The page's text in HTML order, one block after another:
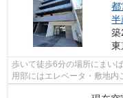
都
半
築
東
歩いて徒歩6分の場所にまい
用部にはエレベータ・敷地内